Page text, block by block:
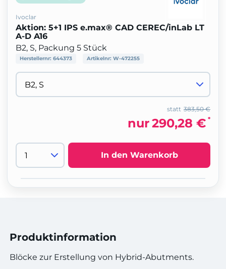
Ivoclar
Aktion: 5+1 IPS e.max® CAD CEREC/inLab LT
A-D A16
B2, S, Packung 5 Stück
Herstellernr: 644373 Artikelnr: W-472255
383,50 €
statt
nur290,28 € *
In den Warenkorb
Produktinformation
Blöcke zur Erstellung von Hybrid-Abutments.